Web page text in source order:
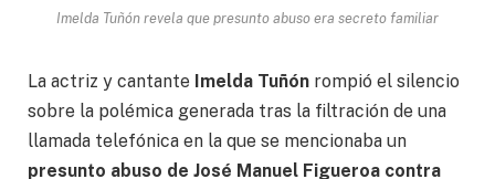
Imelda Tuñón revela que presunto abuso era secreto familiar
La actriz y cantante Imelda Tuñón rompió el silencio
sobre la polémica generada tras la filtración de una
llamada telefónica en la que se mencionaba un
presunto abuso de José Manuel Figueroa contra